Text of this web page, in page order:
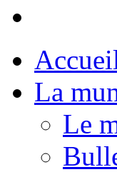
La
Le